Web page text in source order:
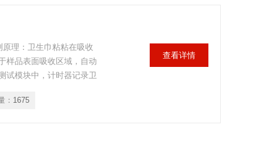
理：卫生巾粘粘在吸收
样品表面吸收区域，自动
试模块中，计时器记录卫
： 1675
查看详情